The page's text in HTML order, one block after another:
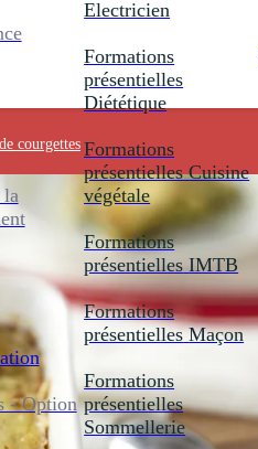
la
- Option
Electricien
Formations
présentielles
Diététique
Formations
présentielles Cuisine
végétale
Formations
présentielles IMTB
Formations
présentielles Maçon
Formations
présentielles
Sommellerie
courgettes